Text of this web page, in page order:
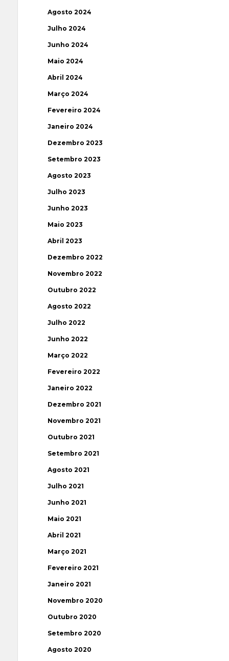
Agosto 2024
Julho 2024
Junho 2024
Maio 2024
Abril 2024
Março 2024
Fevereiro 2024
Janeiro 2024
Dezembro 2023
Setembro 2023
Agosto 2023
Julho 2023
Junho 2023
Maio 2023
Abril 2023
Dezembro 2022
Novembro 2022
Outubro 2022
Agosto 2022
Julho 2022
Junho 2022
Março 2022
Fevereiro 2022
Janeiro 2022
Dezembro 2021
Novembro 2021
Outubro 2021
Setembro 2021
Agosto 2021
Julho 2021
Junho 2021
Maio 2021
Abril 2021
Março 2021
Fevereiro 2021
Janeiro 2021
Novembro 2020
Outubro 2020
Setembro 2020
Agosto 2020